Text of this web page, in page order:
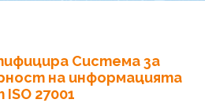
Система за
на информацията
27001